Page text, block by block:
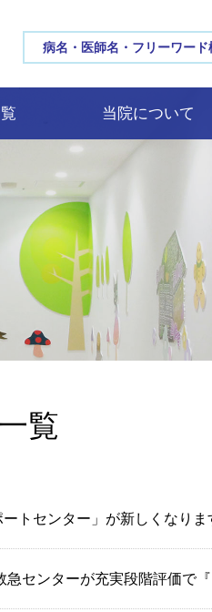
三重大学病院 MIE
当院について
覧
ートセンター」が新しくなりま
急センターが充実段階評価で